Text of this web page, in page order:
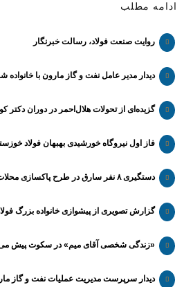
ادامه مطلب
روایت صنعت فولاد،‌ رسالت خبرنگار
دیدار مدیر عامل نفت و گاز مارون با خانواده
گزیده‌ای از تحولات هلال‌احمر در دوران دکتر
فاز اول نیروگاه خورشیدی بهبهان فولاد
دستگیری ۸ نفر سارق در طرح پاکسازی محلات و کشف ۱۷ فقره سرقت
گزارش تصویری از پیشوازی خانواده بزرگ
«زندگی شخصی آقای میم» در سکوت پیش
دیدار سرپرست مدیریت عملیات نفت و گاز